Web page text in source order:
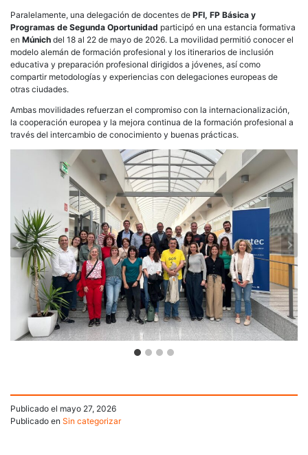
Paralelamente, una delegación de docentes de PFI, FP Básica y
Programas de Segunda Oportunidad participó en una estancia formativa
en Múnich del 18 al 22 de mayo de 2026. La movilidad permitió conocer el
modelo alemán de formación profesional y los itinerarios de inclusión
educativa y preparación profesional dirigidos a jóvenes, así como
compartir metodologías y experiencias con delegaciones europeas de
otras ciudades.
Ambas movilidades refuerzan el compromiso con la internacionalización,
la cooperación europea y la mejora continua de la formación profesional a
través del intercambio de conocimiento y buenas prácticas.
Publicado el mayo 27, 2026
Publicado en Sin categorizar